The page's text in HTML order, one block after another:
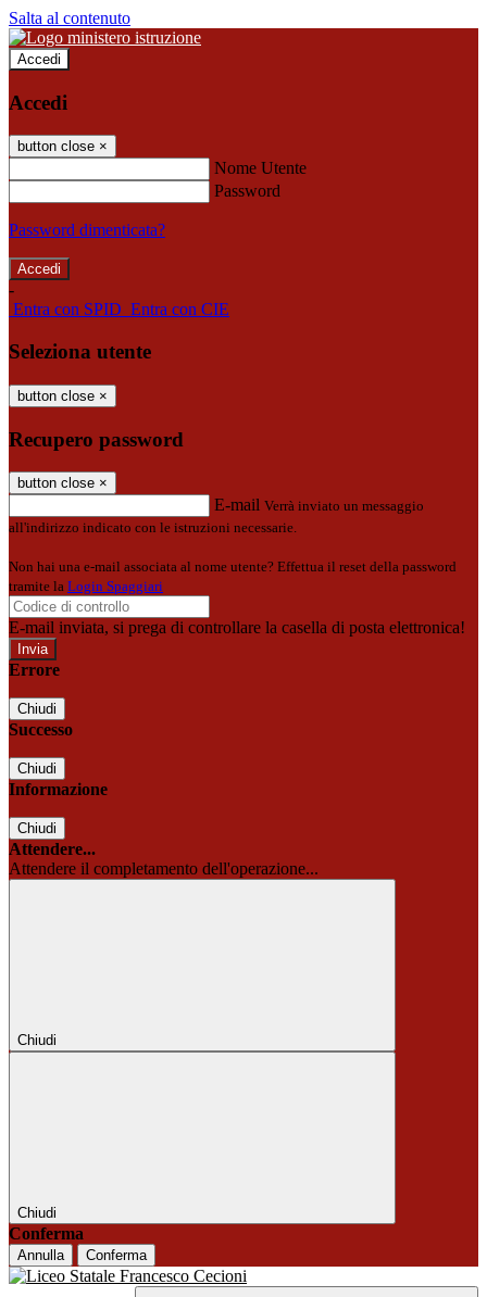
Salta al contenuto
Accedi
Accedi
button close ×
Nome Utente
Password
Password dimenticata?
-
Entra con SPID Entra con CIE
Seleziona utente
button close ×
Recupero password
button close ×
E-mail Verrà inviato un messaggio
all'indirizzo indicato con le istruzioni necessarie.
Non hai una e-mail associata al nome utente? Effettua il reset della password
tramite la Login Spaggiari
E-mail inviata, si prega di controllare la casella di posta elettronica!
Errore
Chiudi
Successo
Chiudi
Informazione
Chiudi
Attendere...
Attendere il completamento dell'operazione...
Chiudi
Chiudi
Conferma
Annulla Conferma